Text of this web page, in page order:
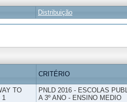
Distribuição
CRITÉRIO
TO
1
PNLD 2016 - ESCOLAS
A 3º ANO - ENSINO MEDIO